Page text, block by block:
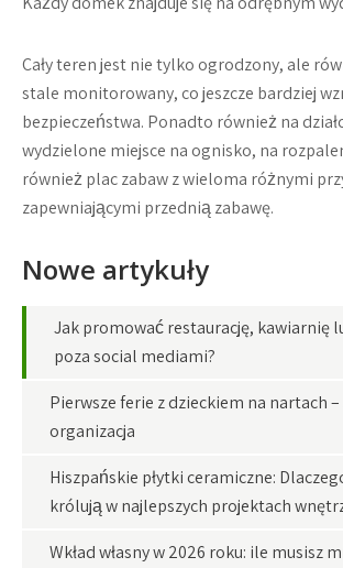
Cały teren jest nie tylko ogrodzony, ale
stale monitorowany, co jeszcze bardziej
bezpieczeństwa. Ponadto również na
wydzielone miejsce na ognisko, na
również plac zabaw z wieloma różnymi
zapewniającymi przednią zabawę.
Nowe artykuły
Jak promować restaurację, kawiarnię
poza social mediami?
Pierwsze ferie z dzieckiem na nartach –
organizacja
Hiszpańskie płytki ceramiczne:
królują w najlepszych projektach
Wkład własny w 2026 roku: ile musisz